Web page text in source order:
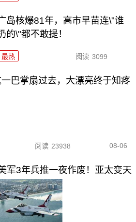
岛核爆81年，高市早苗连\"谁
的\"都不敢提！
最热 阅读 3099
巴掌扇过去，大漂亮终于知疼
阅读 23938 08-06
军3年兵推一夜作废！亚太变天